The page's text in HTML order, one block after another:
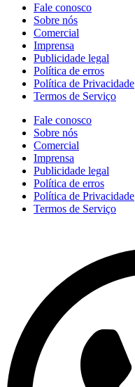
Fale conosco
Sobre nós
Comercial
Imprensa
Publicidade legal
Política de erros
Política de Privacidade
Termos de Serviço
Fale conosco
Sobre nós
Comercial
Imprensa
Publicidade legal
Política de erros
Política de Privacidade
Termos de Serviço